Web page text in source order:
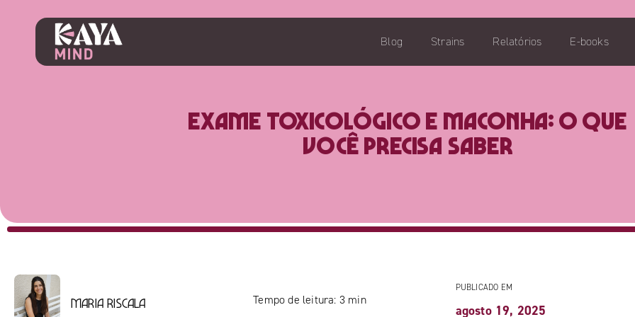
Blog Strains Relatórios E-books
Exame toxicológico e maconha: o que
você precisa saber
Maria Riscala Tempo de leitura: 3 min
PUBLICADO EM
agosto 19, 2025